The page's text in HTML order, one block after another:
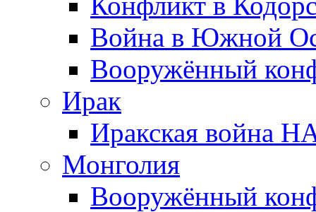
Война в Южной
Вооружённый
Ирак
Иракская война
Монголия
Вооружённый